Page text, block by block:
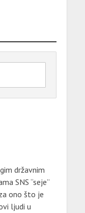
državnim
SNS “seje”
ono što je
ljudi u